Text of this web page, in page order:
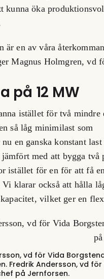
kunna öka
är en av våra
Magnus Holmgren, vd
på 12 MW
istället för två mindre
så låg minimilast som
en ganskakonstant
jämfört med att bygga
istället för en för att få
klarar också att hålla
vilket ger en
vd för Vida
Fredrik Andersson, vd
på Jernforsen.